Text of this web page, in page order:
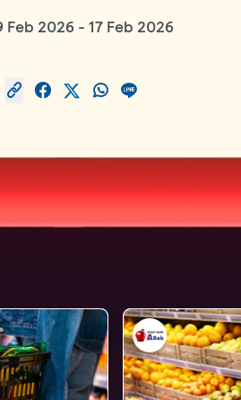
Feb 2026 - 17 Feb 2026